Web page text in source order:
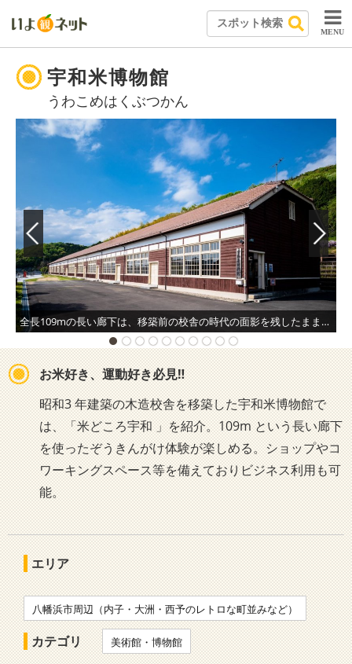
MENU
宇和米博物館
うわこめはくぶつかん
全長109mの長い廊下は、移築前の校舎の時代の面影を残したまま。ここに立つと子供の頃の思い出が鮮やかによみがえる。
お米好き、運動好き必見‼
昭和3 年建築の木造校舎を移築した宇和米博物館で
は、「米どころ宇和 」を紹介。109m という長い廊下
を使ったぞうきんがけ体験が楽しめる。ショップやコ
ワーキングスペース等を備えておりビジネス利用も可
能。
エリア
八幡浜市周辺（内子・大洲・西予のレトロな町並みなど）
カテゴリ 美術館・博物館